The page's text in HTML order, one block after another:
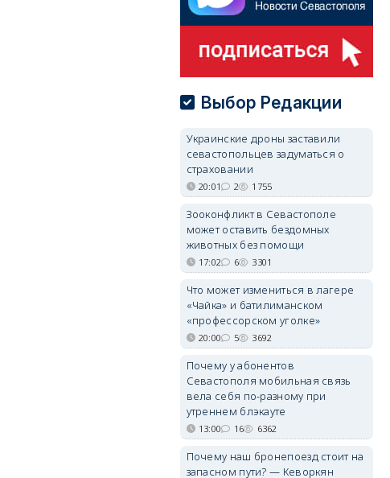
Выбор Редакции
Украинские дроны заставили
севастопольцев задуматься о
страховании
20:01 2 1755
Зооконфликт в Севастополе
может оставить бездомных
животных без помощи
17:02 6 3301
Что может измениться в лагере
«Чайка» и батилиманском
«профессорском уголке»
20:00 5 3692
Почему у абонентов
Севастополя мобильная связь
вела себя по-разному при
утреннем блэкауте
13:00 16 6362
Почему наш бронепоезд стоит на
запасном пути? — Кеворкян